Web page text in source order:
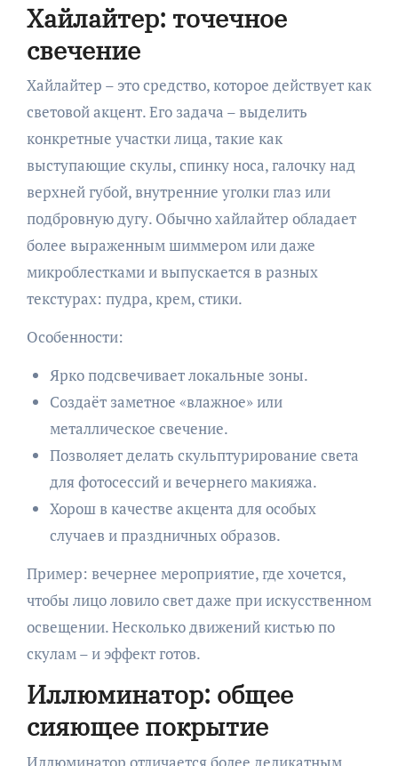
Хайлайтер: точечное
свечение
Хайлайтер – это средство, которое действует как
световой акцент. Его задача – выделить
конкретные участки лица, такие как
выступающие скулы, спинку носа, галочку над
верхней губой, внутренние уголки глаз или
подбровную дугу. Обычно хайлайтер обладает
более выраженным шиммером или даже
микроблестками и выпускается в разных
текстурах: пудра, крем, стики.
Особенности:
Ярко подсвечивает локальные зоны.
Создаёт заметное «влажное» или
металлическое свечение.
Позволяет делать скульптурирование света
для фотосессий и вечернего макияжа.
Хорош в качестве акцента для особых
случаев и праздничных образов.
Пример: вечернее мероприятие, где хочется,
чтобы лицо ловило свет даже при искусственном
освещении. Несколько движений кистью по
скулам – и эффект готов.
Иллюминатор: общее
сияющее покрытие
Иллюминатор отличается более деликатным